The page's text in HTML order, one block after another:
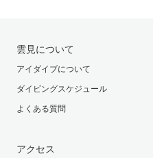
雲見について
アイダイブについて
ダイビングスケジュール
よくある質問
アクセス